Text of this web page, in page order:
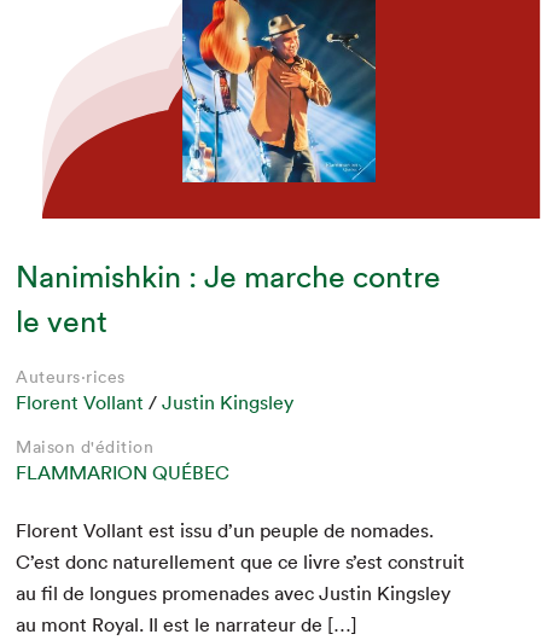
Nanimishkin : Je marche contre
le vent
Auteurs·rices
Florent Vollant /Justin Kingsley
Maison d'édition
FLAMMARION QUÉBEC
Flo­rent Vol­lant est issu d’un peu­ple de nomades.
C’est donc naturelle­ment que ce livre s’est con­stru­it
au fil de longues prom­e­nades avec Justin Kings­ley
au mont Roy­al. Il est le nar­ra­teur de […]